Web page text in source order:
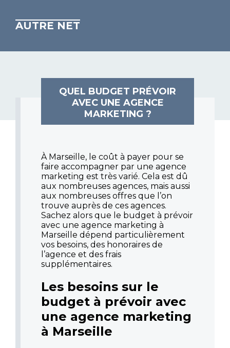
AUTRE NET
QUEL BUDGET PRÉVOIR
AVEC UNE AGENCE
MARKETING ?
À Marseille, le coût à payer pour se
faire accompagner par une agence
marketing est très varié. Cela est dû
aux nombreuses agences, mais aussi
aux nombreuses offres que l’on
trouve auprès de ces agences.
Sachez alors que le budget à prévoir
avec une agence marketing à
Marseille dépend particulièrement
vos besoins, des honoraires de
l’agence et des frais
supplémentaires.
Les besoins sur le
budget à prévoir avec
une agence marketing
à Marseille